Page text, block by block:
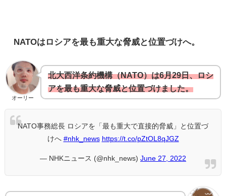
NATOはロシアを最も重大な脅威と位置づけへ。
オーリー
北大西洋条約機構（NATO）は6月29日、ロシ
アを最も重大な脅威と位置づけました。
NATO事務総長 ロシアを「最も重大で直接的脅威」と位置づ
けへ #nhk_news https://t.co/pZtOL8qJGZ
— NHKニュース (@nhk_news) June 27, 2022